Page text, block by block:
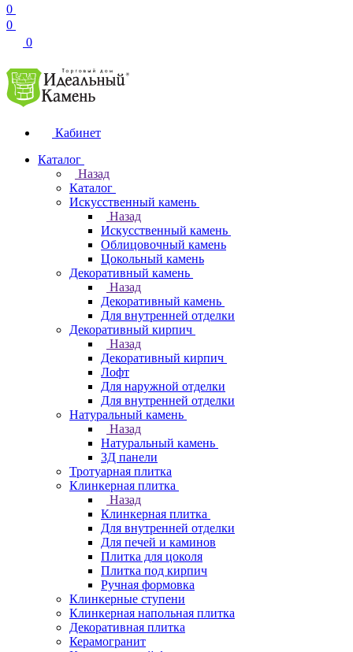
0
0
0
Кабинет
Каталог
Назад
Каталог
Искусственный камень
Назад
Искусственный камень
Облицовочный камень
Цокольный камень
Декоративный камень
Назад
Декоративный камень
Для внутренней отделки
Декоративный кирпич
Назад
Декоративный кирпич
Лофт
Для наружной отделки
Для внутренней отделки
Натуральный камень
Назад
Натуральный камень
3Д панели
Тротуарная плитка
Клинкерная плитка
Назад
Клинкерная плитка
Для внутренней отделки
Для печей и каминов
Плитка для цоколя
Плитка под кирпич
Ручная формовка
Клинкерные ступени
Клинкерная напольная плитка
Декоративная плитка
Керамогранит